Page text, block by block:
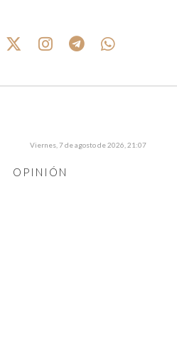
OPINIÓN
Viernes, 7 de agosto de 2026, 21:07